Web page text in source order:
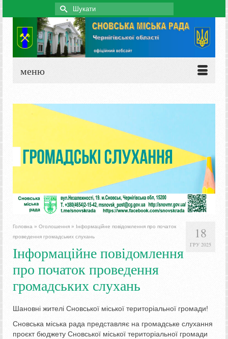
Search
for:
меню
18
ГРУ 2025
Головна » Оголошення » Інформаційне повідомлення про початок
проведення громадських слухань
Інформаційне повідомлення
про початок проведення
громадських слухань
Шановні жителі Сновської міської територіальної громади!
Сновська міська рада представляє на громадське слухання
проєкт бюджету Сновської міської територіальної громади